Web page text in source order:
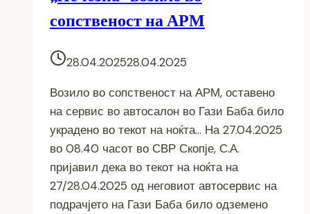
сопственост на АРМ
28.04.202528.04.2025
Возило во сопственост на АРМ, оставено
на сервис во автосалон во Гази Баба било
украдено во текот на ноќта… На 27.04.2025
во 08.40 часот во СВР Скопје, С.А.
пријавил дека во текот на ноќта на
27/28.04.2025 од неговиот автосервис на
подрачјето на Гази Баба било одземено